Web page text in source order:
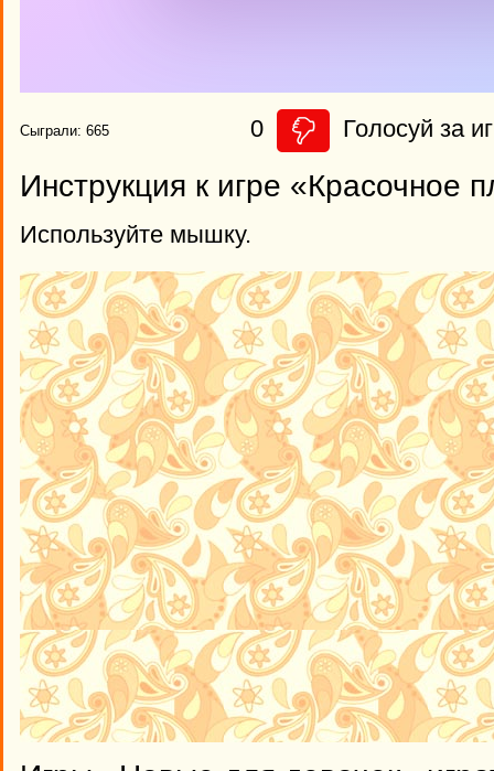
Сыграли: 665 0 Голосуй за
Инструкция к игре «Красочное
Используйте мышку.